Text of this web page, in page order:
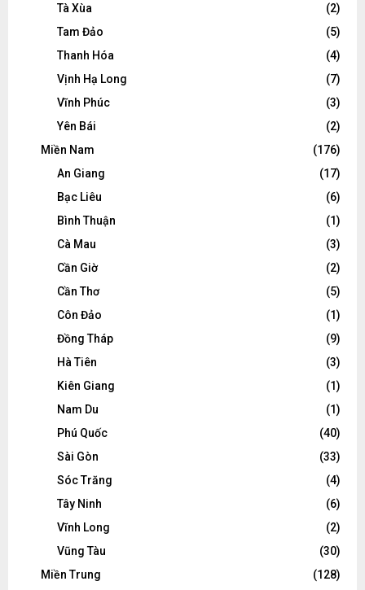
Tà Xùa
(2)
Tam Đảo
(5)
Thanh Hóa
(4)
Vịnh Hạ Long
(7)
Vĩnh Phúc
(3)
Yên Bái
(2)
Miền Nam
(176)
An Giang
(17)
Bạc Liêu
(6)
Bình Thuận
(1)
Cà Mau
(3)
Cần Giờ
(2)
Cần Thơ
(5)
Côn Đảo
(1)
Đồng Tháp
(9)
Hà Tiên
(3)
Kiên Giang
(1)
Nam Du
(1)
Phú Quốc
(40)
Sài Gòn
(33)
Sóc Trăng
(4)
Tây Ninh
(6)
Vĩnh Long
(2)
Vũng Tàu
(30)
Miền Trung
(128)